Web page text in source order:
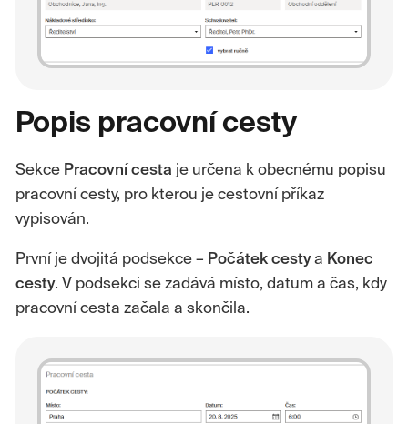
Popis pracovní cesty
Sekce Pracovní cesta je určena k obecnému popisu
pracovní cesty, pro kterou je cestovní příkaz
vypisován.
První je dvojitá podsekce – Počátek cestya Konec
cesty. V podsekci se zadává místo, datum a čas, kdy
pracovní cesta začala a skončila.